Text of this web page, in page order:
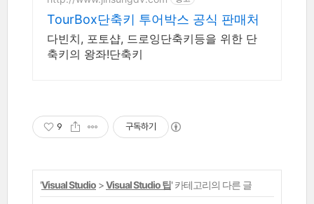
TourBox단축키 투어박스 공식 판매처
다빈치, 포토샵, 드로잉단축키등을 위한 단
축키의 왕좌!단축키
9 구독하기
'Visual Studio >Visual Studio 팁' 카테고리의 다른 글